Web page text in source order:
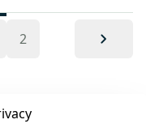
2